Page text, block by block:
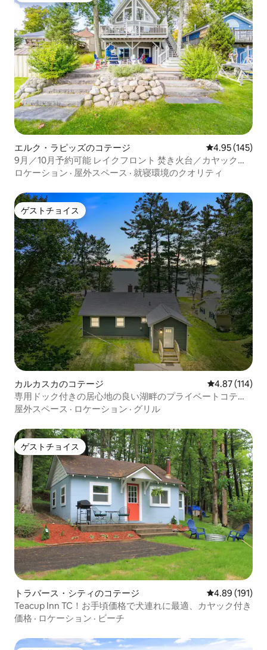
エルク・ラピッズのコテージ レビュー145
4.95 (145)
9月／10月予約可能 レイクフロント 焚き火台／カヤック／
電気自動車充電
ロケーション · 屋外スペース · 就寝環境のクオリティ
ゲストチョイス
ゲストチョイス
カルカスカのコテージ レビュー114
4.87 (114)
専用ドック付きの居心地の良い湖畔のプライベートコテー
ジ
屋外スペース · ロケーション · グリル
ゲストチョイス
ゲストチョイス
トラバース・シティのコテージ レビュー191
4.89 (191)
Teacup Inn TC！お手頃価格で犬連れに最適、カヤック付き
価格 · ロケーション · ビーチ